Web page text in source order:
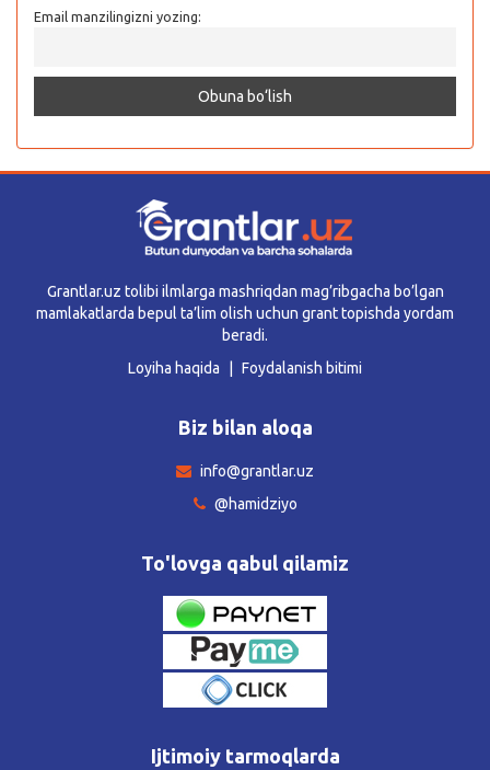
Email manzilingizni yozing:
Grantlar.uz tolibi ilmlarga mashriqdan mag’ribgacha bo’lgan
mamlakatlarda bepul ta’lim olish uchun grant topishda yordam
beradi.
Loyiha haqida
Foydalanish bitimi
Biz bilan aloqa
info@grantlar.uz
@hamidziyo
To'lovga qabul qilamiz
Ijtimoiy tarmoqlarda